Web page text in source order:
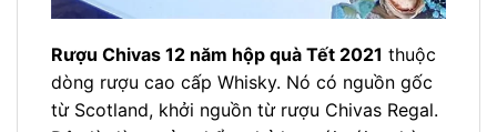
Rượu Chivas 12 năm hộp quà Tết 2021 thuộc
dòng rượu cao cấp Whisky. Nó có nguồn gốc
từ Scotland, khởi nguồn từ rượu Chivas Regal.